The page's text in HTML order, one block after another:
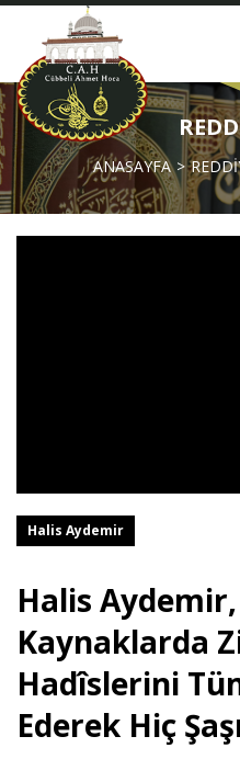
ANASAYFA
Halis Aydemir
Halis
Kaynaklarda
Hadîslerini
Ederek Hiç